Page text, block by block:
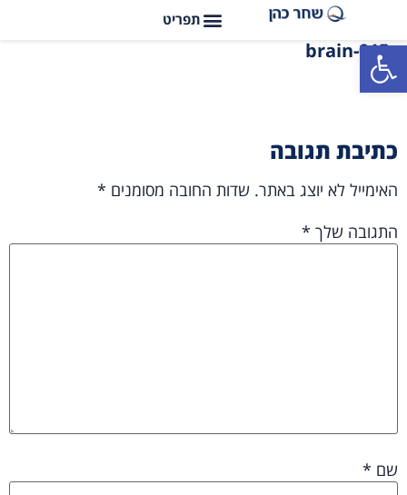
פתח סרגל נגישות
015-brain
כתיבת תגובה
האימייל לא יוצג באתר. שדות החובה מסומנים *
התגובה שלך *
שם *